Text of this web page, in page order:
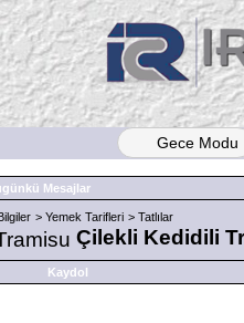
Gece Modu
Mesajlar
> Yemek Tarifleri > Tatlılar
Çilekli Kedidili
Kaydol